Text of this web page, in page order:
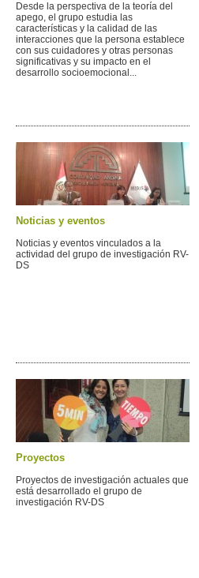
Desde la perspectiva de la teoría del
apego, el grupo estudia las
características y la calidad de las
interacciones que la persona establece
con sus cuidadores y otras personas
significativas y su impacto en el
desarrollo socioemocional...
Noticias y eventos
Noticias y eventos vinculados a la
actividad del grupo de investigación RV-
DS
Proyectos
Proyectos de investigación actuales que
está desarrollado el grupo de
investigación RV-DS